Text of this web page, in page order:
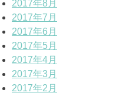
2017年8月
2017年7月
2017年6月
2017年5月
2017年4月
2017年3月
2017年2月